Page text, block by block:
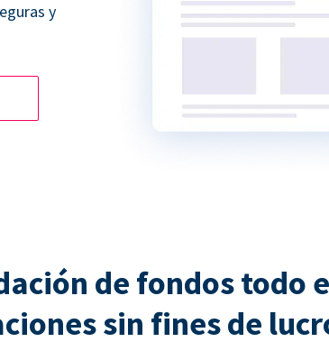
y
de fondos todo
sin fines de